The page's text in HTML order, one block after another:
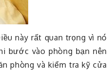
này rất quan trọng vì nó
bước vào phòng bạn nên
phòng và kiểm tra kỹ cửa